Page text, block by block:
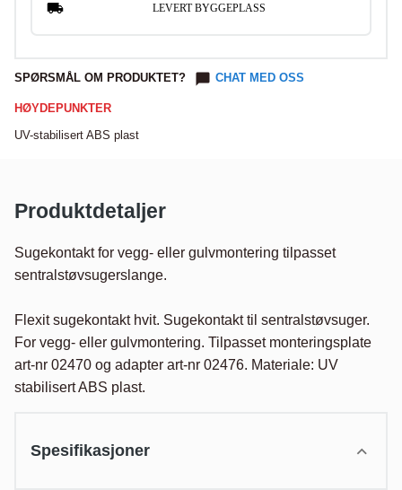
LEVERT BYGGEPLASS
SPØRSMÅL OM PRODUKTET? CHAT MED OSS
HØYDEPUNKTER
UV-stabilisert ABS plast
Produktdetaljer
Sugekontakt for vegg- eller gulvmontering tilpasset
sentralstøvsugerslange.
Flexit sugekontakt hvit. Sugekontakt til sentralstøvsuger.
For vegg- eller gulvmontering. Tilpasset monteringsplate
art-nr 02470 og adapter art-nr 02476. Materiale: UV
stabilisert ABS plast.
Spesifikasjoner